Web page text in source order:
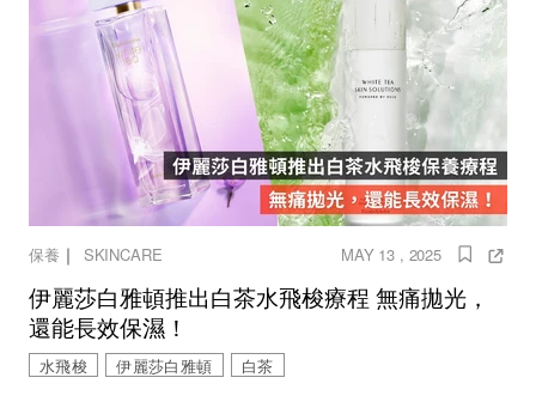
保養 ｜ SKINCARE MAY 13 , 2025
伊麗莎白雅頓推出白茶水飛梭療程 無痛拋光，
還能長效保濕！
水飛梭 伊麗莎白雅頓 白茶